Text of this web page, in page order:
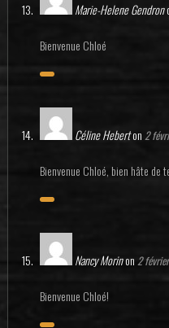
Marie-Helene Gendron
Bienvenue Chloé
Céline Heberton 2
Bienvenue Chloé, bien hâte de
Nancy Morinon 2
Bienvenue Chloé!